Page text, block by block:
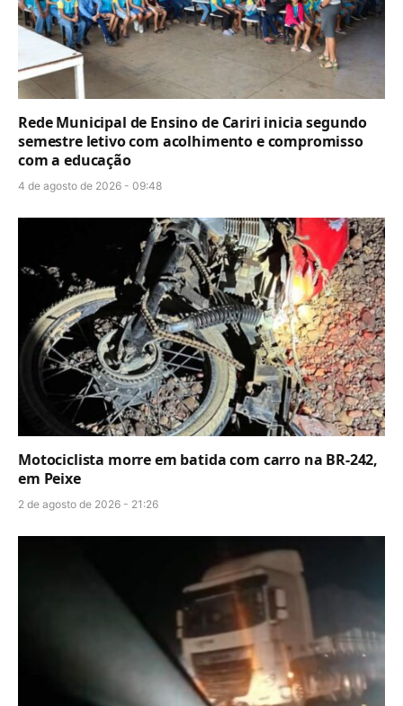
Rede Municipal de Ensino de Cariri inicia segundo
semestre letivo com acolhimento e compromisso
com a educação
4 de agosto de 2026 - 09:48
Motociclista morre em batida com carro na BR-242,
em Peixe
2 de agosto de 2026 - 21:26